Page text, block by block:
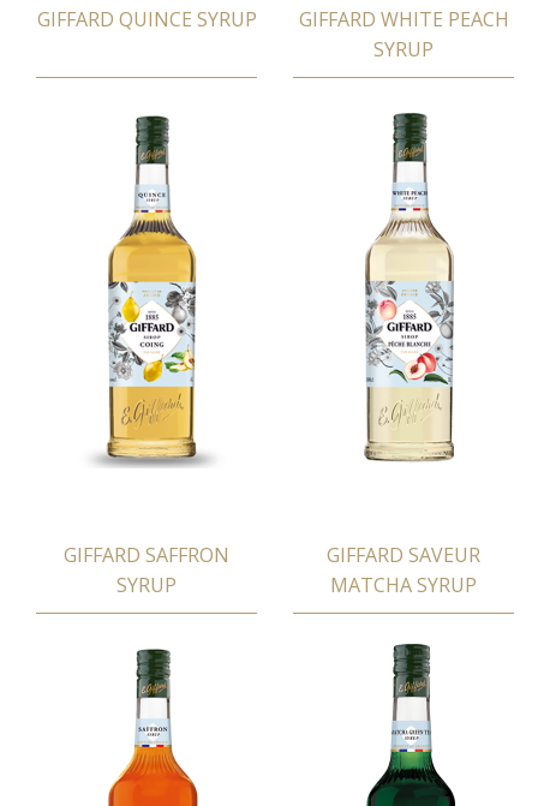
GIFFARD QUINCE SYRUP
GIFFARD WHITE PEACH
SYRUP
GIFFARD SAFFRON
SYRUP
GIFFARD SAVEUR
MATCHA SYRUP